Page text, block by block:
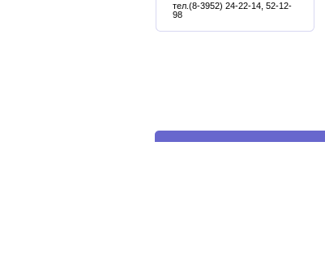
тел.(8-3952) 24-22-14, 52-12-
98